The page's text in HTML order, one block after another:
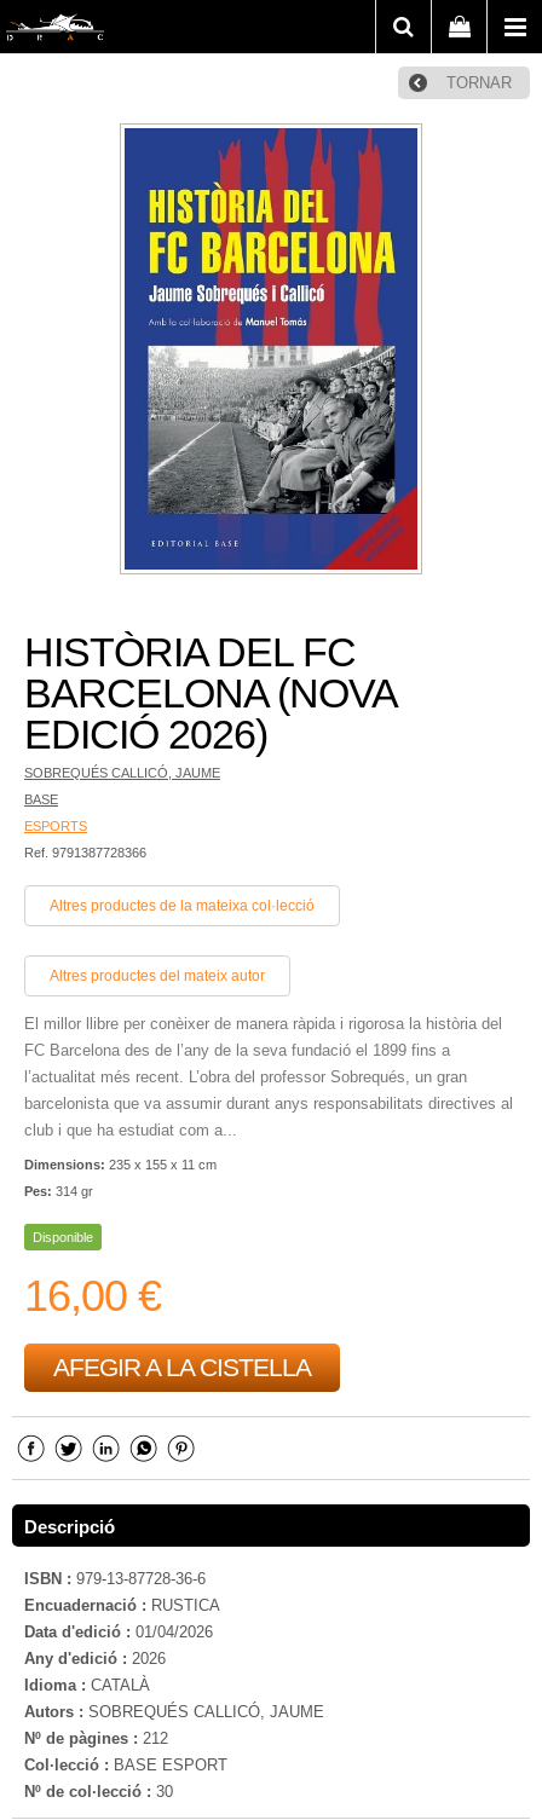
TORNAR
HISTÒRIA DEL FC
BARCELONA (NOVA
EDICIÓ 2026)
SOBREQUÉS CALLICÓ, JAUME
BASE
ESPORTS
Ref. 9791387728366
Altres productes de la mateixa col·lecció
Altres productes del mateix autor
El millor llibre per conèixer de manera ràpida i rigorosa la història del
FC Barcelona des de l’any de la seva fundació el 1899 fins a
l’actualitat més recent. L’obra del professor Sobrequés, un gran
barcelonista que va assumir durant anys responsabilitats directives al
club i que ha estudiat com a...
Dimensions: 235 x 155 x 11 cm
Pes: 314 gr
Disponible
16,00 €
AFEGIR A LA CISTELLA
Descripció
ISBN : 979-13-87728-36-6
Encuadernació : RUSTICA
Data d'edició : 01/04/2026
Any d'edició : 2026
Idioma : CATALÀ
Autors : SOBREQUÉS CALLICÓ, JAUME
Nº de pàgines : 212
Col·lecció : BASE ESPORT
Nº de col·lecció : 30